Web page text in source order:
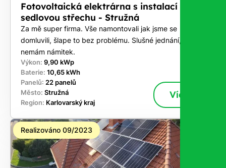
Fotovoltaická elektrárna s instalací na
sedlovou střechu - Stružná
Za mě super firma. Vše namontovali jak jsme se
domluvili, šlape to bez problému. Slušné jednání,
nemám námitek.
Výkon: 9,90 kWp
Baterie: 10,65 kWh
Panelů: 22 panelů
Město: Stružná
Region: Karlovarský kraj
Více
Realizováno 09/2023